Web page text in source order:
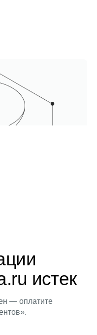
истек
— оплатите